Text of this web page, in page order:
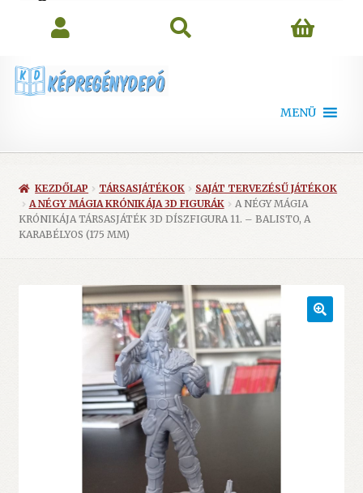
MENÜ
KEZDŐLAP TÁRSASJÁTÉKOK
SAJÁT TERVEZÉSŰ JÁTÉKOK
A NÉGY MÁGIA KRÓNIKÁJA 3D FIGURÁK
A NÉGY MÁGIA
KRÓNIKÁJA TÁRSASJÁTÉK 3D DÍSZFIGURA 11. – BALISTO, A
KARABÉLYOS (175 MM)